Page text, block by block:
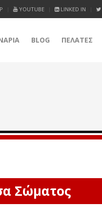
YOUTUBE LINKED IN
BLOG ΠΕΛΑΤΕΣ
Σώματος